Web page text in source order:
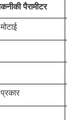
पैरामीटर